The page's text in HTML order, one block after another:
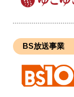
BS放送事業